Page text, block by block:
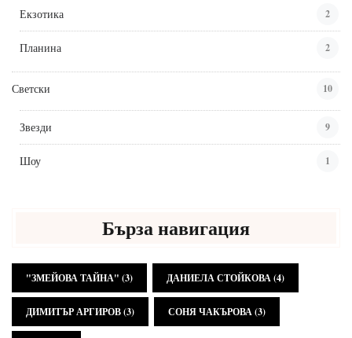
Екзотика 2
Планина 2
Светски 10
Звезди 9
Шоу 1
Бърза навигация
"ЗМЕЙОВА ТАЙНА" (3) ДАНИЕЛА СТОЙКОВА(4)
ДИМИТЪР АРГИРОВ(3) СОНЯ ЧАКЪРОВА(3)